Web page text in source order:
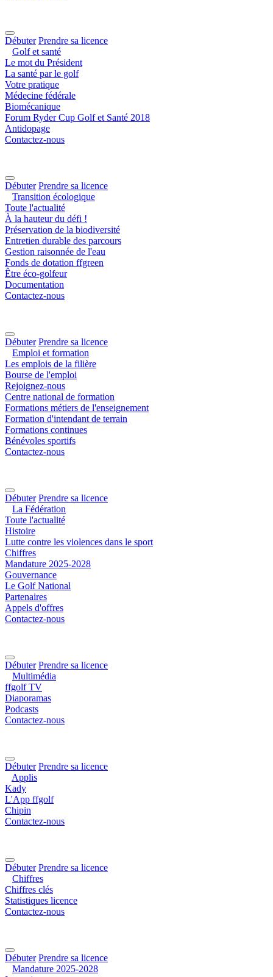
Débuter Prendre sa licence
Golf et santé
Le mot du Président
La santé par le golf
Votre pratique
Médecine fédérale
Biomécanique
Forum Ryder Cup Golf et Santé 2018
Antidopage
Contactez-nous
Débuter Prendre sa licence
Transition écologique
Toute l'actualité
À la hauteur du défi !
Préservation de la biodiversité
Entretien durable des parcours
Gestion raisonnée de l'eau
Fonds de dotation ffgreen
Être éco-golfeur
Documentation
Contactez-nous
Débuter Prendre sa licence
Emploi et formation
Les emplois de la filière
Bourse de l'emploi
Rejoignez-nous
Centre national de formation
Formations métiers de l'enseignement
Formation d'intendant de terrain
Formations continues
Bénévoles sportifs
Contactez-nous
Débuter Prendre sa licence
La Fédération
Toute l'actualité
Histoire
Lutte contre les violences dans le sport
Chiffres
Mandature 2025-2028
Gouvernance
Le Golf National
Partenaires
Appels d'offres
Contactez-nous
Débuter Prendre sa licence
Multimédia
ffgolf TV
Diaporamas
Podcasts
Contactez-nous
Débuter Prendre sa licence
Applis
Kady
L'App ffgolf
Chipin
Contactez-nous
Débuter Prendre sa licence
Chiffres
Chiffres clés
Statistiques licence
Contactez-nous
Débuter Prendre sa licence
Mandature 2025-2028